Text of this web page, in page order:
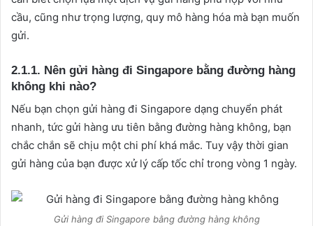
cầu, cũng như trọng lượng, quy mô hàng hóa mà bạn muốn
gửi.
2.1.1. Nên gửi hàng đi Singapore bằng đường hàng
không khi nào?
Nếu bạn chọn gửi hàng đi Singapore dạng chuyển phát
nhanh, tức gửi hàng ưu tiên bằng đường hàng không, bạn
chắc chắn sẽ chịu một chi phí khá mắc. Tuy vậy thời gian
gửi hàng của bạn được xử lý cấp tốc chỉ trong vòng 1 ngày.
Gửi hàng đi Singapore bằng đường hàng không